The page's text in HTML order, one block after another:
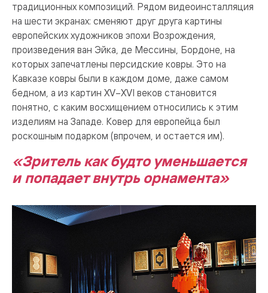
традиционных композиций. Рядом видеоинсталляция
на шести экранах: сменяют друг друга картины
европейских художников эпохи Возрождения,
произведения ван Эйка, де Мессины, Бордоне, на
которых запечатлены персидские ковры. Это на
Кавказе ковры были в каждом доме, даже самом
бедном, а из картин XV–XVI веков становится
понятно, с каким восхищением относились к этим
изделиям на Западе. Ковер для европейца был
роскошным подарком (впрочем, и остается им).
«Зритель как будто уменьшается
и попадает внутрь орнамента»